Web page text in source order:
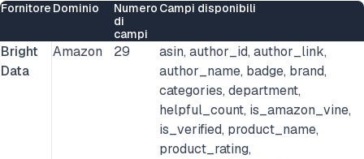
Fornitore Dominio
Numero
di
campi
Campi disponibili
Bright
Data
Amazon 29
asin, author_id, author_link,
author_name, badge, brand,
categories, department,
helpful_count, is_amazon_vine,
is_verified, product_name,
product_rating,